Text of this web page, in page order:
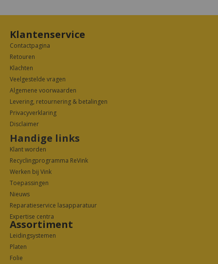
Klantenservice
Contactpagina
Retouren
Klachten
Veelgestelde vragen
Algemene voorwaarden
Levering, retournering & betalingen
Privacyverklaring
Disclaimer
Handige links
Klant worden
Recyclingprogramma ReVink
Werken bij Vink
Toepassingen
Nieuws
Reparatieservice lasapparatuur
Expertise centra
Assortiment
Leidingsystemen
Platen
Folie